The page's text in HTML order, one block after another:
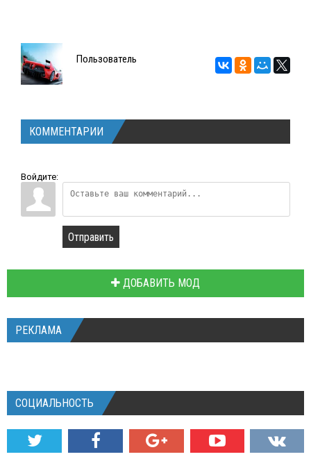
Пользователь
КОММЕНТАРИИ
Войдите:
Отправить
ДОБАВИТЬ МОД
РЕКЛАМА
СОЦИАЛЬНОСТЬ